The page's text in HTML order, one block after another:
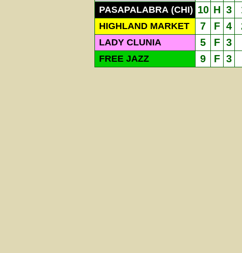
PASAPALABRA (CHI) 10 H 3
HIGHLAND MARKET 7 F 4
LADY CLUNIA 5 F 3
FREE JAZZ 9 F 3